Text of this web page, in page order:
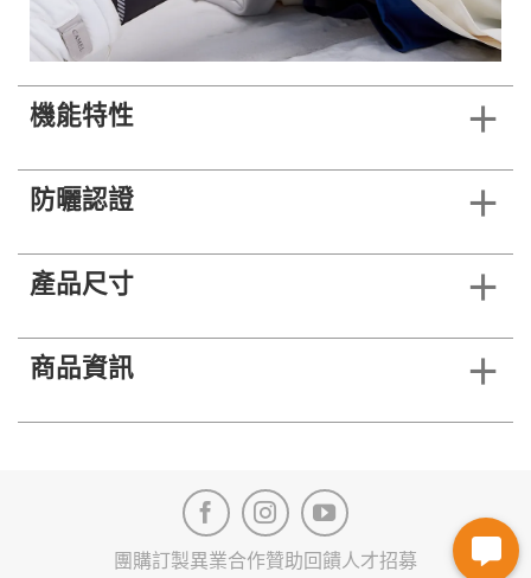
機能特性
防曬認證
產品尺寸
商品資訊
團購訂製異業合作贊助回饋人才招募